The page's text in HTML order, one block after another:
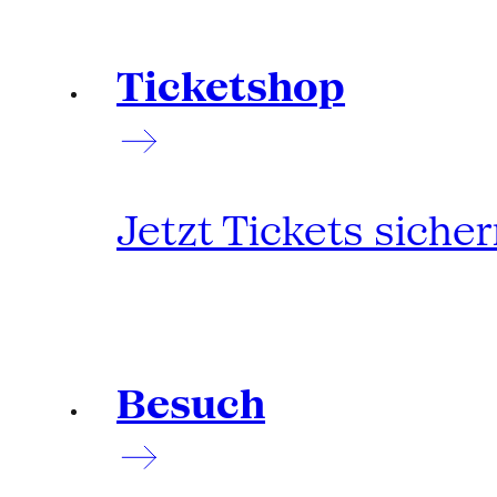
Ticketshop
Jetzt Tickets
Besuch